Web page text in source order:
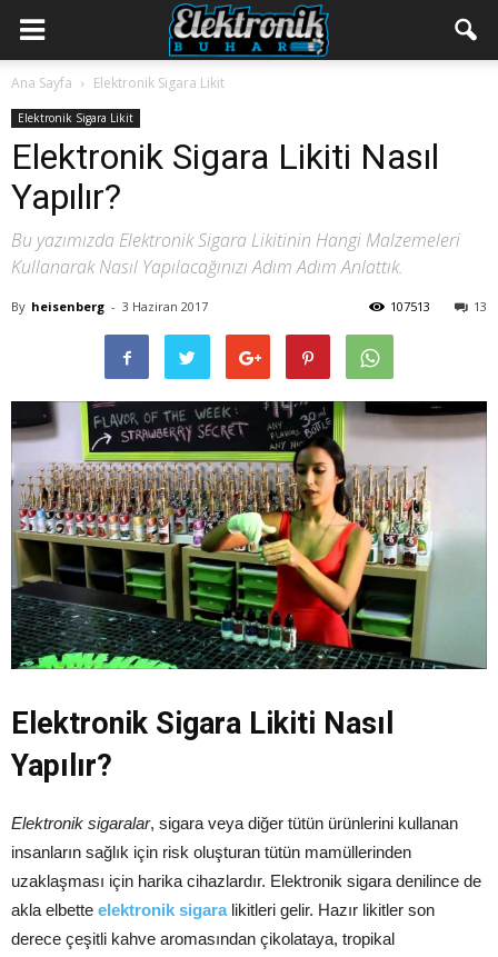
Ana Sayfa Elektronik Sigara Likit
Elektronik Sigara Likit
Elektronik Sigara Likiti Nasıl
Yapılır?
Bu yazımızda Elektronik Sigara Likitinin Hangi Malzemeleri
Kullanarak Nasıl Yapılacağınızı Adım Adım Anlattık.
By heisenberg - 3 Haziran 2017 13
107513
Elektronik Sigara Likiti Nasıl
Yapılır?
Elektronik sigaralar, sigara veya diğer tütün ürünlerini kullanan
insanların sağlık için risk oluşturan tütün mamüllerinden
uzaklaşması için harika cihazlardır. Elektronik sigara denilince de
akla elbette elektronik sigaralikitleri gelir. Hazır likitler son
derece çeşitli kahve aromasından çikolataya, tropikal